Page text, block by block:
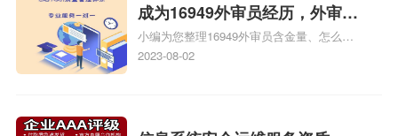
成为16949外审员经历，外审员
16949
小编为您整理16949外审员含金量、怎么才
能成为注册的TS16949:2009的外审员、我
2023-08-02